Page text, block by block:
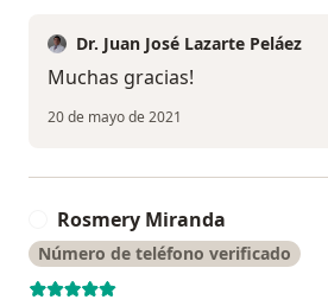
Dr. Juan José Lazarte Peláez
Muchas gracias!
20 de mayo de 2021
Rosmery Miranda
Número de teléfono verificado